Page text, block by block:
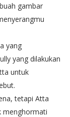
gambar
yang
yang dilakukan
untuk
tetapi Atta
menghormati